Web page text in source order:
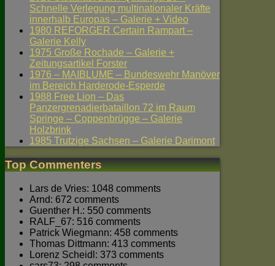
Schnelle Verlegung multinationaler Kräfte
innerhalb Europas – Galerie + Video
1980 REFORGER Certain Rampart –
Galerie Kelly
1975 Große Rochade – Galerie +
Zeitungsartikel Forster
1976 – MAIBLUME – Bundeswehr Manöver
im Bereich Harderode-Esperde
1988 Free Lion – Das
Panzergrenadierbataillon 72 im Raum
Springe – Coppenbrügge – Galerie
Holzbrink
1985 Trutzige Sachsen – Galerie Darimont
Top Commenters
Lars de Vries: 1048 comments
Arnd: 672 comments
Guenther H.: 550 comments
RALF_67: 516 comments
Patrick Wiegmann: 458 comments
Thomas Dittmann: 413 comments
Lorenz Scheidl: 373 comments